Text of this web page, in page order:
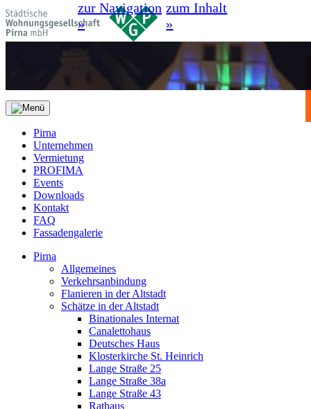
zur Navigation
»
zum Inhalt
»
Pirna
Unternehmen
Vermietung
PROFIMA
Events
Downloads
Kontakt
FAQ
Fassadengalerie
Pirna
Allgemeines
Verkehrsanbindung
Flanieren in der Altstadt
Schätze in der Altstadt
Binationales Internat
Canalettohaus
Deutsches Haus
Klosterkirche St. Heinrich
Lange Straße 25
Lange Straße 38a
Lange Straße 43
Rathaus